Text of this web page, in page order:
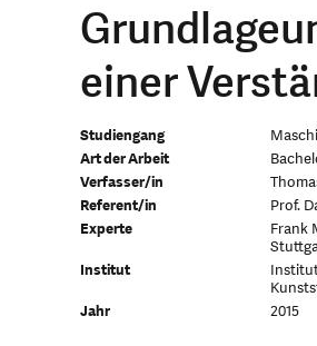
einer
Studiengang
Art der Arbeit
Verfasser/in
Referent/in
Prof.
Experte
Frank
Institut
Jahr
2015